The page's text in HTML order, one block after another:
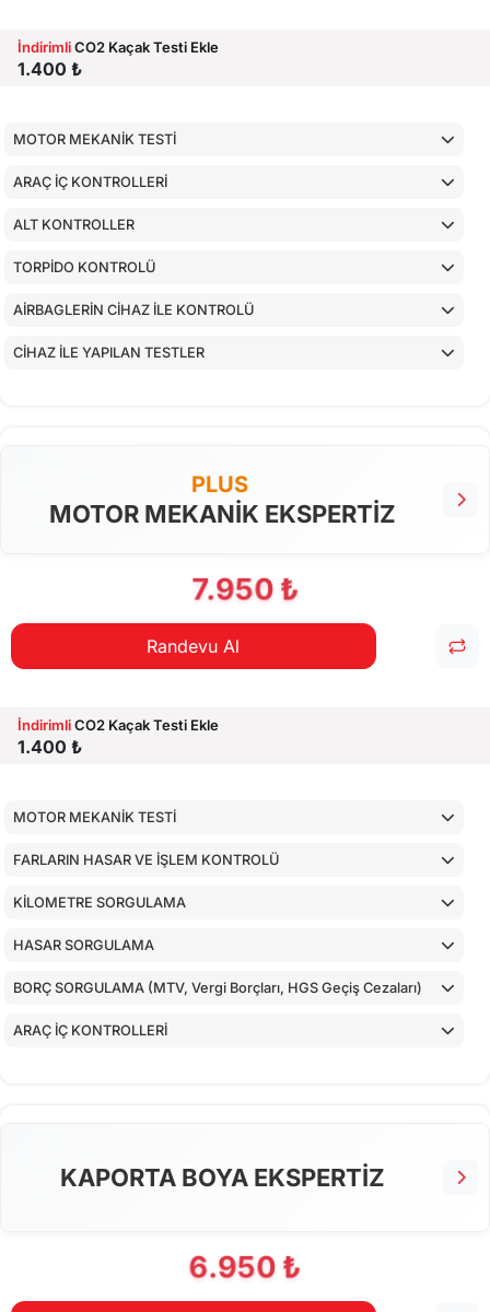
İndirimliCO2 Kaçak Testi Ekle
1.400 ₺
MOTOR MEKANİK TESTİ
ARAÇ İÇ KONTROLLERİ
ALT KONTROLLER
TORPİDO KONTROLÜ
AİRBAGLERİN CİHAZ İLE KONTROLÜ
CİHAZ İLE YAPILAN TESTLER
PLUS
MOTOR MEKANİK EKSPERTİZ
7.950 ₺
Randevu Al
İndirimliCO2 Kaçak Testi Ekle
1.400 ₺
MOTOR MEKANİK TESTİ
FARLARIN HASAR VE İŞLEM KONTROLÜ
KİLOMETRE SORGULAMA
HASAR SORGULAMA
BORÇ SORGULAMA (MTV, Vergi Borçları, HGS Geçiş Cezaları)
ARAÇ İÇ KONTROLLERİ
KAPORTA BOYA EKSPERTİZ
6.950 ₺